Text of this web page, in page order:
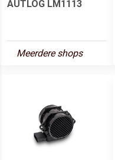
AUTLOG LM1113
Meerdere shops